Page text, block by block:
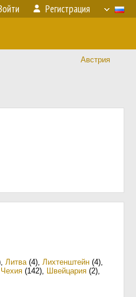
Регистрация
Австрия
, Литва(4), Лихтенштейн (4),
Чехия (142), Швейцария (2),